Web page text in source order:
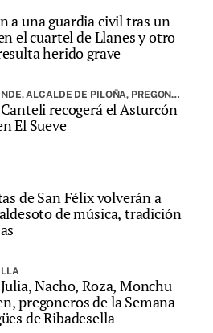
a una guardia civil tras un
el cuartel de Llanes y otro
herido grave
IVÁN ALLENDE, ALCALDE DE PILOÑA, PREGONARÁ LA FIESTA
recogerá el Asturcón
El Sueve
de San Félix volverán a
de música, tradición
Nacho, Roza, Monchu
pregoneros de la Semana
de Ribadesella